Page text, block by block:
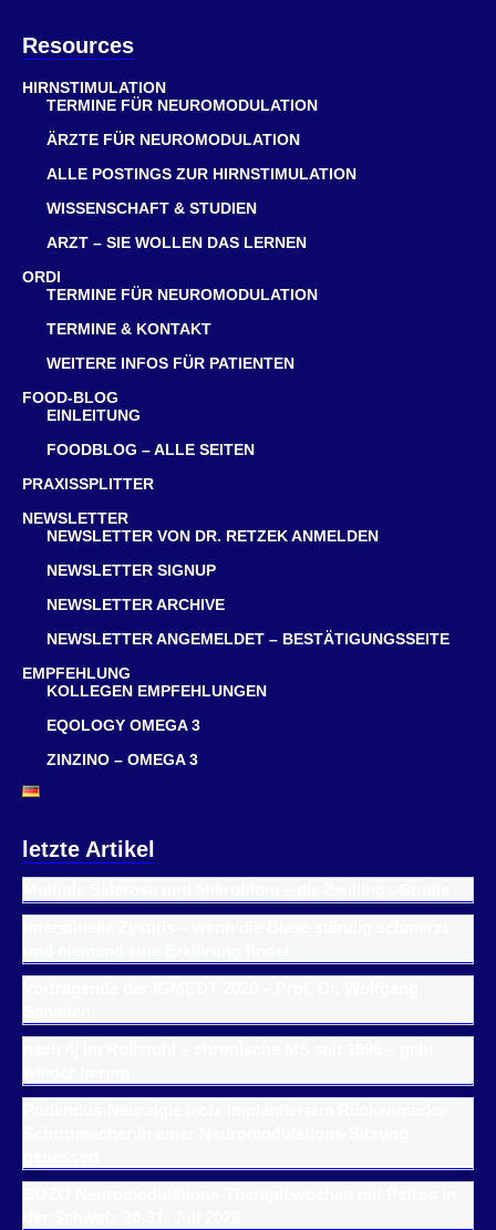
Resources
HIRNSTIMULATION
TERMINE FÜR NEUROMODULATION
ÄRZTE FÜR NEUROMODULATION
ALLE POSTINGS ZUR HIRNSTIMULATION
WISSENSCHAFT & STUDIEN
ARZT – SIE WOLLEN DAS LERNEN
ORDI
TERMINE FÜR NEUROMODULATION
TERMINE & KONTAKT
WEITERE INFOS FÜR PATIENTEN
FOOD-BLOG
EINLEITUNG
FOODBLOG – ALLE SEITEN
PRAXISSPLITTER
NEWSLETTER
NEWSLETTER VON DR. RETZEK ANMELDEN
NEWSLETTER SIGNUP
NEWSLETTER ARCHIVE
NEWSLETTER ANGEMELDET – BESTÄTIGUNGSSEITE
EMPFEHLUNG
KOLLEGEN EMPFEHLUNGEN
EQOLOGY OMEGA 3
ZINZINO – OMEGA 3
letzte Artikel